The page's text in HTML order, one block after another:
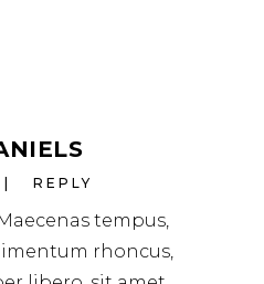
REPLY
tempus,
rhoncus,